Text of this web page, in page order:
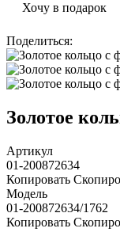
Хочу в подарок
Поделиться:
Золотое
Артикул
01-200872634
Копировать
Модель
01-200872634/1762
Копировать